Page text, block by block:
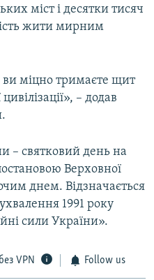
міст і десятки тисяч
жити мирним
ви міцно тримаєте щит
– додав
– святковий день на
Верховної
днем. Відзначається
1991 року
сили України».
VPN Follow us